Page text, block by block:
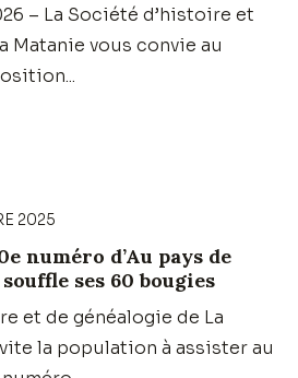
– La Société d’histoire et
Matanie vous convie au
2025
numéro d’Au pays de
ses 60 bougies
et de généalogie de La
la population à assister au